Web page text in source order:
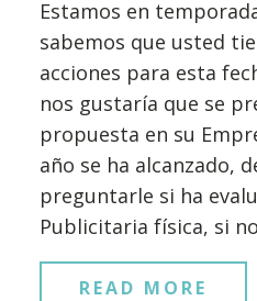
Estamos en
sabemos que usted
acciones para esta
nos gustaría que se
propuesta en su
año se ha alcanzado,
preguntarle si ha
Publicitaria física, si
READ MORE